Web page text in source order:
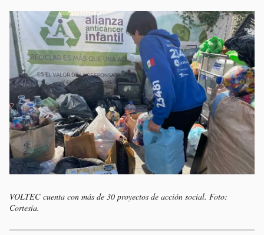
VOLTEC cuenta con más de 30 proyectos de acción social. Foto:
Cortesía.